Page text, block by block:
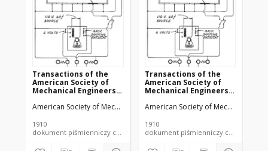
Transactions of the
American Society of
Mechanical Engineers
American Society of Mechanical Engineers
1910
dokument piśmienniczy czasopismo
Transactions of the
American Society of
Mechanical Engineers
American Society of Mechanical
1910
dokument piśmienniczy czasopismo